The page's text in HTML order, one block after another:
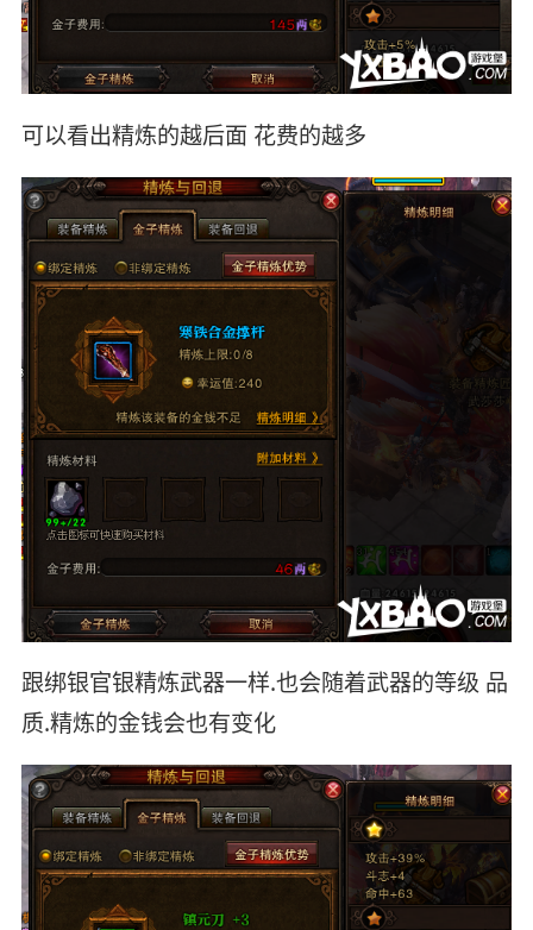
可以看出精炼的越后面 花费的越多
跟绑银官银精炼武器一样.也会随着武器的等级 品
质.精炼的金钱会也有变化